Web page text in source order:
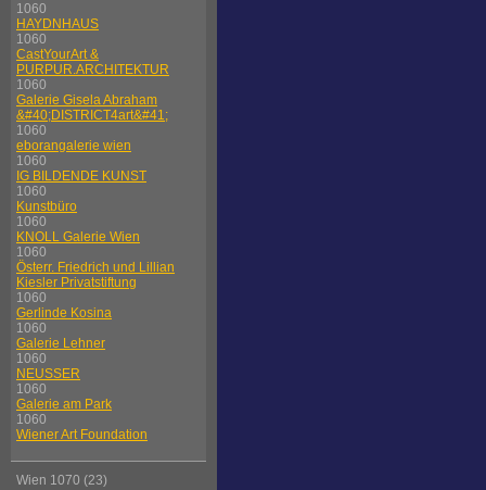
1060
HAYDNHAUS
1060
CastYourArt &
PURPUR.ARCHITEKTUR
1060
Galerie Gisela Abraham
&#40;DISTRICT4art&#41;
1060
eborangalerie wien
1060
IG BILDENDE KUNST
1060
Kunstbüro
1060
KNOLL Galerie Wien
1060
Österr. Friedrich und Lillian
Kiesler Privatstiftung
1060
Gerlinde Kosina
1060
Galerie Lehner
1060
NEUSSER
1060
Galerie am Park
1060
Wiener Art Foundation
Wien 1070 (23)